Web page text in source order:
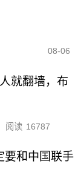
08-06
就翻墙，布
阅读 16787
要和中国联手